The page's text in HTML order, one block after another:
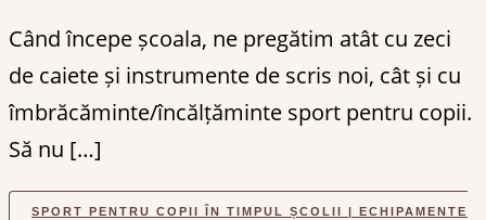
Când începe școala, ne pregătim atât cu zeci
de caiete și instrumente de scris noi, cât și cu
îmbrăcăminte/încălțăminte sport pentru copii.
Să nu […]
SPORT PENTRU COPII ÎN TIMPUL ȘCOLII | ECHIPAMENTE